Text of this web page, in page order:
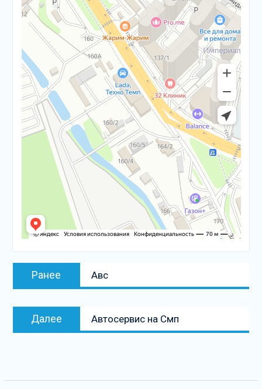
Навигация
Ранее
Предыдущая
запись:
Авс
Далее
Следующая
запись
Автосервис на Смп